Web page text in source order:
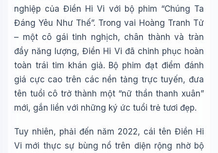
nghiệp của Điền Hi Vi với bộ phim “Chúng Ta
Đáng Yêu Như Thế”. Trong vai Hoàng Tranh Tử
– một cô gái tinh nghịch, chân thành và tràn
đầy năng lượng, Điền Hi Vi đã chinh phục hoàn
toàn trái tim khán giả. Bộ phim đạt điểm đánh
giá cực cao trên các nền tảng trực tuyến, đưa
tên tuổi cô trở thành một “nữ thần thanh xuân”
mới, gắn liền với những ký ức tuổi trẻ tươi đẹp.
Tuy nhiên, phải đến năm 2022, cái tên Điền Hi
Vi mới thực sự bùng nổ trên diện rộng nhờ bộ